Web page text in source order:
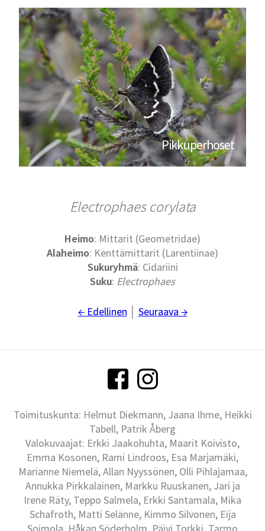
Pikkuperhoset
Electrophaes corylata
Heimo: Mittarit (Geometridae)
Alaheimo: Kenttämittarit (Larentiinae)
Sukuryhmä: Cidariini
Suku: Electrophaes
← Edellinen Seuraava →
Toimituskunta: Helmut Diekmann, Jaana Ihme, Heikki
Tabell, Patrik Åberg
Valokuvaajat: Erkki Jaakohuhta, Maarit Koivisto,
Emma Kosonen, Rami Lindroos, Esa Marjamäki,
Marianne Niemelä, Allan Nyyssönen, Olli Pihlajamaa,
Annukka Pirkkalainen, Markku Ruuskanen, Jari ja
Irene Räty, Teppo Salmela, Erkki Santamala, Mika
Schafroth, Matti Selänne, Kimmo Silvonen, Eija